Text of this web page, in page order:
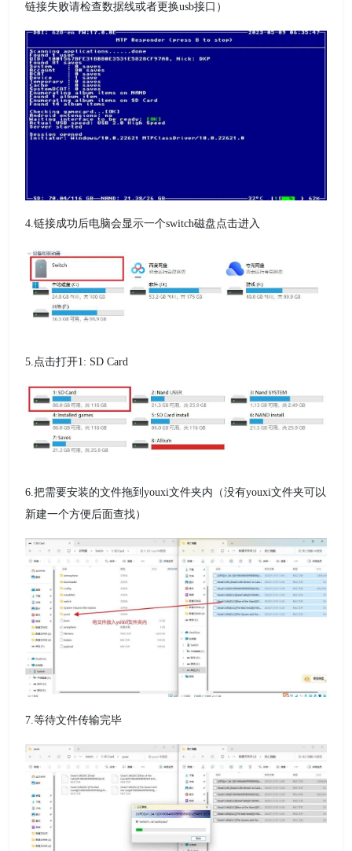
链接失败请检查数据线或者更换usb接口）
4.链接成功后电脑会显示一个switch磁盘点击进入
5.点击打开1: SD Card
6.把需要安装的文件拖到youxi文件夹内（没有youxi文件夹可以
新建一个方便后面查找）
7.等待文件传输完毕